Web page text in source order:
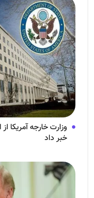
وزارت خارجه آمریکا
خبر داد